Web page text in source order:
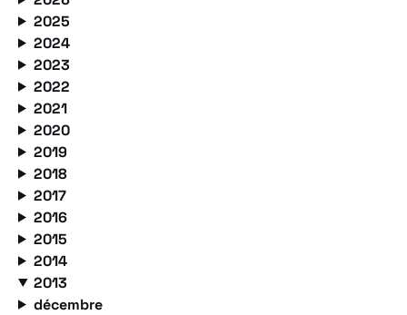
2025
2024
2023
2022
2021
2020
2019
2018
2017
2016
2015
2014
2013
décembre